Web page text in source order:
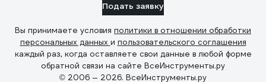
Подать заявку
Вы принимаете условия политики в отношении обработки
персональных данных и пользовательского соглашения
каждый раз, когда оставляете свои данные в любой форме
обратной связи на сайте ВсеИнструменты.ру
© 2006 — 2026. ВсеИнструменты.ру